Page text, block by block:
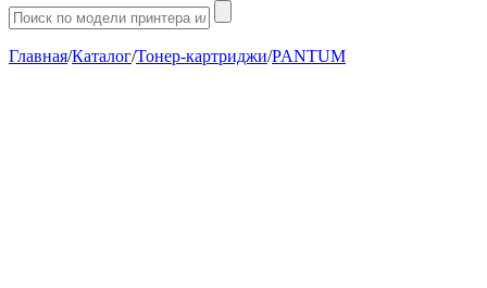
Главная/Каталог/Тонер-картриджи/PANTUM